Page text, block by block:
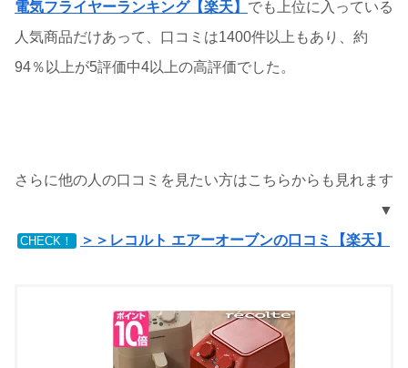
電気フライヤーランキング【楽天】 でも上位に入っている
人気商品だけあって、口コミは1400件以上もあり、約
94％以上が5評価中4以上の高評価でした。
さらに他の人の口コミを見たい方はこちらからも見れます
▼
CHECK！ ＞＞レコルト エアーオーブンの口コミ【楽天】